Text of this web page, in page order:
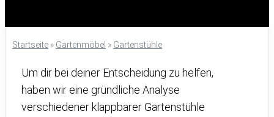
Startseite » Gartenmöbel » Gartenstühle
Um dir bei deiner Entscheidung zu helfen,
haben wir eine gründliche Analyse
verschiedener klappbarer Gartenstühle